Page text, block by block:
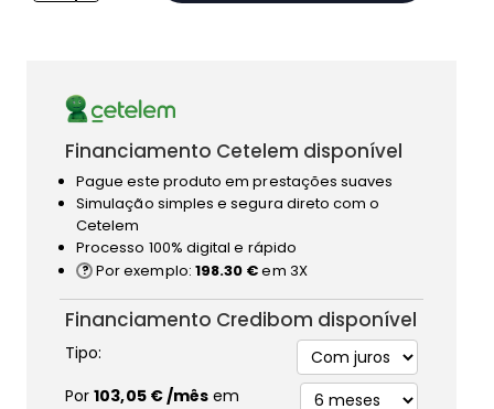
Financiamento Cetelem disponível
Pague este produto em prestações suaves
Simulação simples e segura direto com o
Cetelem
Processo 100% digital e rápido
Por exemplo: 198.30 €em 3X
Financiamento Credibom disponível
Tipo:
Por103,05 €/mês em